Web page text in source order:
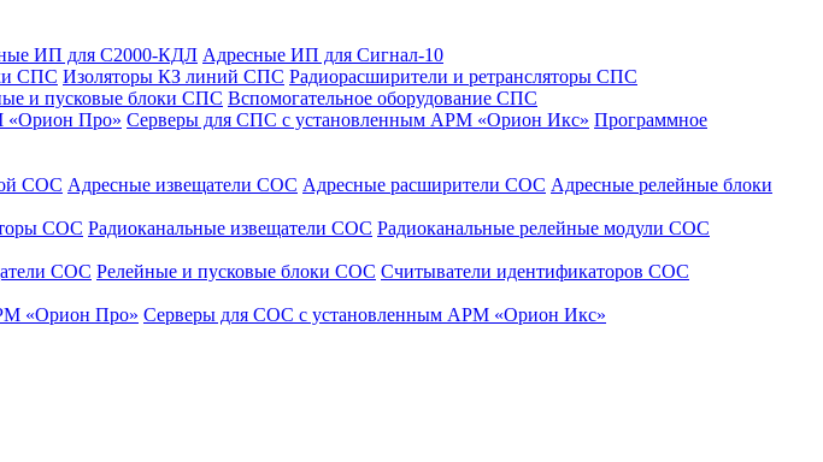
ИП для С2000-КДЛ Адресные ИП для Сигнал-10
СПС Изоляторы КЗ линий СПС Радиорасширители и ретрансляторы СПС
и пусковые блоки СПС Вспомогательное оборудование СПС
«Орион Про» Серверы для СПС с установленным АРМ «Орион Икс» Программное
СОС Адресные извещатели СОС Адресные расширители СОС Адресные релейные блоки
СОС Радиоканальные извещатели СОС Радиоканальные релейные модули СОС
СОС Релейные и пусковые блоки СОС Считыватели идентификаторов СОС
«Орион Про» Серверы для СОС с установленным АРМ «Орион Икс»